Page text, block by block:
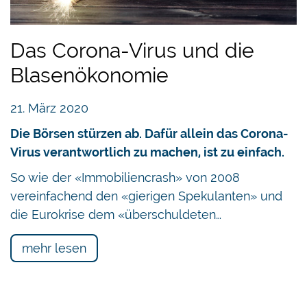
Das Corona-Virus und die
Blasenökonomie
21. März 2020
Die Börsen stürzen ab. Dafür allein das Corona-
Virus verantwortlich zu machen, ist zu einfach.
So wie der «Immobiliencrash» von 2008
vereinfachend den «gierigen Spekulanten» und
die Eurokrise dem «überschuldeten…
mehr lesen